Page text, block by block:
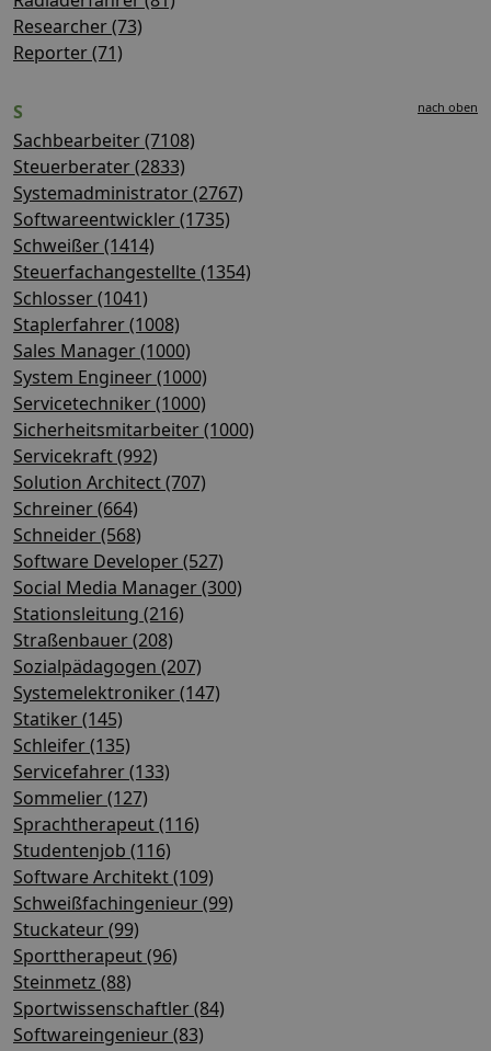
Researcher (73)
Reporter (71)
S nach oben
Sachbearbeiter (7108)
Steuerberater (2833)
Systemadministrator (2767)
Softwareentwickler (1735)
Schweißer (1414)
Steuerfachangestellte (1354)
Schlosser (1041)
Staplerfahrer (1008)
Sales Manager (1000)
System Engineer (1000)
Servicetechniker (1000)
Sicherheitsmitarbeiter (1000)
Servicekraft (992)
Solution Architect (707)
Schreiner (664)
Schneider (568)
Software Developer (527)
Social Media Manager (300)
Stationsleitung (216)
Straßenbauer (208)
Sozialpädagogen (207)
Systemelektroniker (147)
Statiker (145)
Schleifer (135)
Servicefahrer (133)
Sommelier (127)
Sprachtherapeut (116)
Studentenjob (116)
Software Architekt (109)
Schweißfachingenieur (99)
Stuckateur (99)
Sporttherapeut (96)
Steinmetz (88)
Sportwissenschaftler (84)
Softwareingenieur (83)